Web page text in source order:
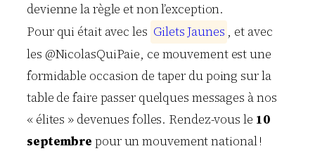
devienne la règle et non l’exception.
Pour qui était avec les Gilets Jaunes , et avec
les @NicolasQuiPaie, ce mouvement est une
formidable occasion de taper du poing sur la
table de faire passer quelques messages à nos
« élites » devenues folles. Rendez-vous le 10
septembre pour un mouvement national !